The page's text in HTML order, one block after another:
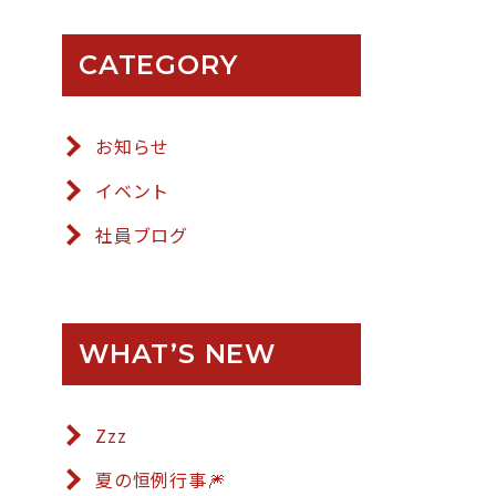
CATEGORY
お知らせ
イベント
社員ブログ
WHAT’S NEW
Zzz
夏の恒例行事🎆